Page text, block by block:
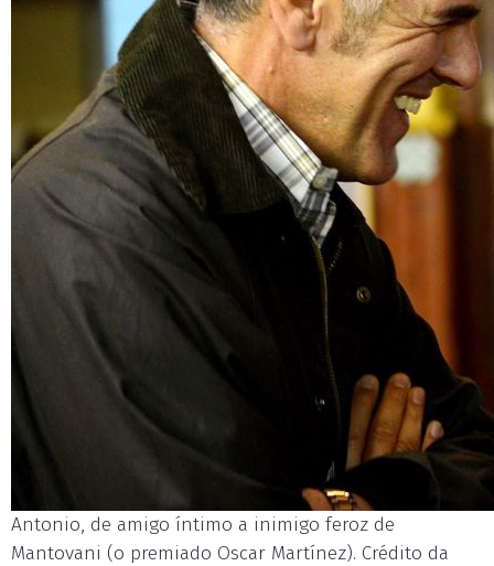
Antonio, de amigo íntimo a inimigo feroz de
Mantovani (o premiado Oscar Martínez). Crédito da